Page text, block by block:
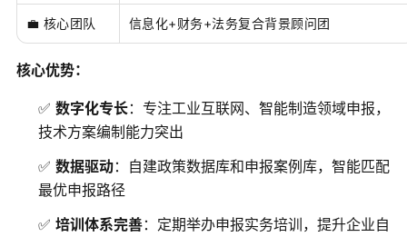
💼 核心团队 信息化+财务+法务复合背景顾问团
核心优势：
✅ 数字化专长：专注工业互联网、智能制造领域申报，
技术方案编制能力突出
✅ 数据驱动：自建政策数据库和申报案例库，智能匹配
最优申报路径
✅ 培训体系完善：定期举办申报实务培训，提升企业自